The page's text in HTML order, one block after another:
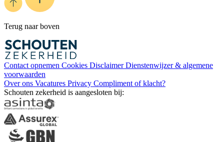
Terug naar boven
Contact opnemen Cookies DisclaimerDienstenwijzer & algemene
voorwaarden
Over ons Vacatures Privacy Compliment of klacht?
Schouten zekerheid is aangesloten bij: